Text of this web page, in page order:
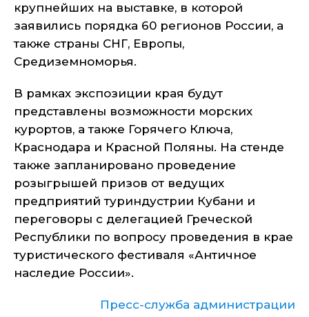
крупнейших на выставке, в которой
заявились порядка 60 регионов России, а
также страны СНГ, Европы,
Средиземноморья.
В рамках экспозиции края будут
представлены возможности морских
курортов, а также Горячего Ключа,
Краснодара и Красной Поляны. На стенде
также запланировано проведение
розыгрышей призов от ведущих
предприятий туриндустрии Кубани и
переговоры с делегацией Греческой
Республики по вопросу проведения в крае
туристического фестиваля «Античное
наследие России».
Пресс-служба администрации